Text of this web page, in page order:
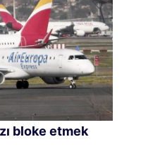
bloke etmek